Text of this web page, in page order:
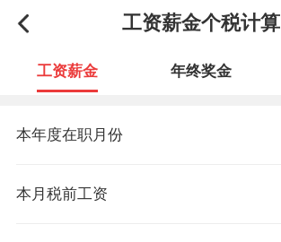
工资薪金个税计算
工资薪金 年终奖金
本年度在职月份
本月税前工资